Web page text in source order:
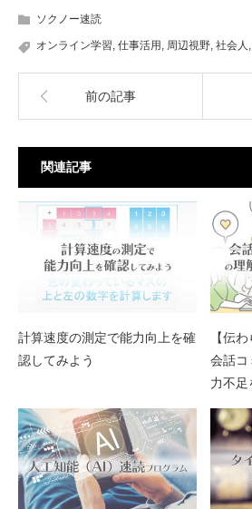
ソクノー速読
オンライン学習, 仕事活用 , 周辺視野, 社会人 ,
前の記事
関連記事
計算速度の測定で能力向上を確
認してみよう
【伝
会話コ
力不足